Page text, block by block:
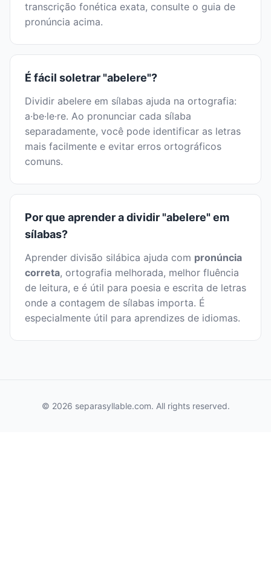
transcrição fonética exata, consulte o guia de
pronúncia acima.
É fácil soletrar "abelere"?
Dividir abelere em sílabas ajuda na ortografia:
a·be·le·re. Ao pronunciar cada sílaba
separadamente, você pode identificar as letras
mais facilmente e evitar erros ortográficos
comuns.
Por que aprender a dividir "abelere" em
sílabas?
Aprender divisão silábica ajuda com pronúncia
correta, ortografia melhorada, melhor fluência
de leitura, e é útil para poesia e escrita de letras
onde a contagem de sílabas importa. É
especialmente útil para aprendizes de idiomas.
© 2026 separasyllable.com. All rights reserved.